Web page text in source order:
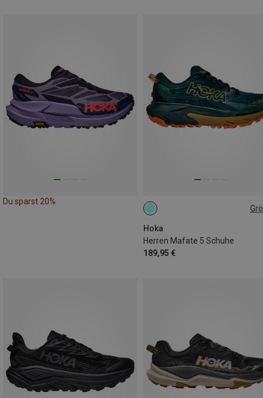
Du sparst 20%
Hoka
Herren Mafate 5 Schuhe
189,95 €
41|41.5